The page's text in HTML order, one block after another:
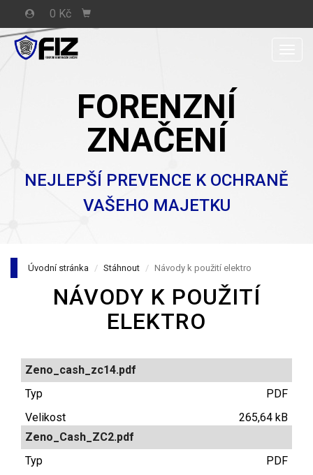
0 Kč
FORENZNÍ
ZNAČENÍ
NEJLEPŠÍ PREVENCE K OCHRANĚ
VAŠEHO MAJETKU
Úvodní stránka Stáhnout Návody k použití elektro
NÁVODY K POUŽITÍ
ELEKTRO
Zeno_cash_zc14.pdf
PDF
265,64 kB
Zeno_Cash_ZC2.pdf
PDF